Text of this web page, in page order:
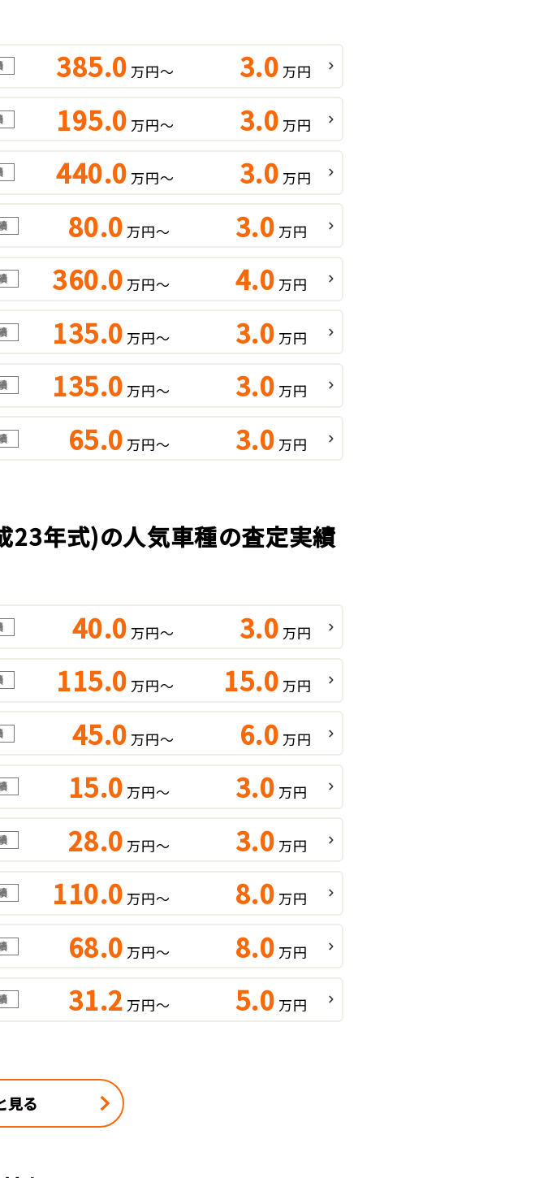
385.0 万円～ 3.0 万円
195.0 万円～ 3.0 万円
440.0 万円～ 3.0 万円
80.0 万円～ 3.0 万円
360.0 万円～ 4.0 万円
135.0 万円～ 3.0 万円
135.0 万円～ 3.0 万円
65.0 万円～ 3.0 万円
23年式)の人気車種の査定実績
40.0 万円～ 3.0 万円
115.0 万円～ 15.0 万円
45.0 万円～ 6.0 万円
15.0 万円～ 3.0 万円
28.0 万円～ 3.0 万円
110.0 万円～ 8.0 万円
68.0 万円～ 8.0 万円
31.2 万円～ 5.0 万円
見る